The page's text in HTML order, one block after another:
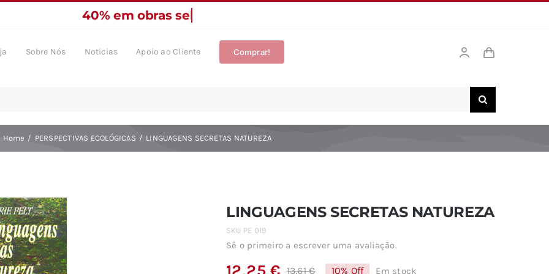
Sobre Nós Noticias Apoio ao Cliente Comprar!
Home PERSPECTIVAS ECOLÓGICAS LINGUAGENS SECRETAS NATUREZA
LINGUAGENS SECRETAS NATUREZA
SKU PE 019
Sê o primeiro a escrever uma avaliação.
13,61€ 10% Off Em stock